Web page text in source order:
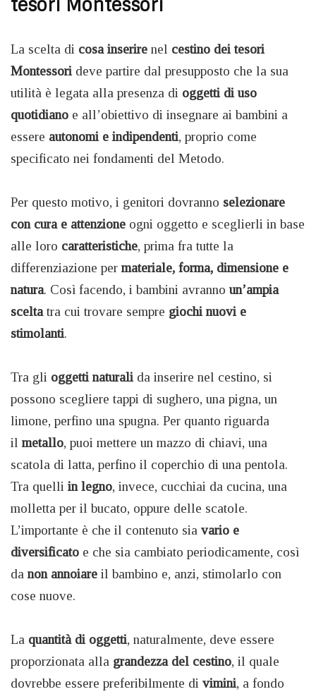
tesori Montessori
La scelta di cosa inserire nel cestino dei tesori
Montessori deve partire dal presupposto che la sua
utilità è legata alla presenza di oggetti di uso
quotidiano e all’obiettivo di insegnare ai bambini a
essere autonomi e indipendenti, proprio come
specificato nei fondamenti del Metodo.
Per questo motivo, i genitori dovranno selezionare
con cura e attenzione ogni oggetto e sceglierli in base
alle loro caratteristiche, prima fra tutte la
differenziazione per materiale, forma, dimensione e
natura. Così facendo, i bambini avranno un’ampia
scelta tra cui trovare sempre giochi nuovi e
stimolanti.
Tra gli oggetti naturali da inserire nel cestino, si
possono scegliere tappi di sughero, una pigna, un
limone, perfino una spugna. Per quanto riguarda
il metallo, puoi mettere un mazzo di chiavi, una
scatola di latta, perfino il coperchio di una pentola.
Tra quelli in legno, invece, cucchiai da cucina, una
molletta per il bucato, oppure delle scatole.
L’importante è che il contenuto sia vario e
diversificato e che sia cambiato periodicamente, così
da non annoiare il bambino e, anzi, stimolarlo con
cose nuove.
La quantità di oggetti, naturalmente, deve essere
proporzionata alla grandezza del cestino, il quale
dovrebbe essere preferibilmente di vimini, a fondo